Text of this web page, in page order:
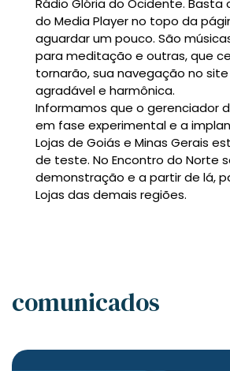
Rádio Glória do Ocidente. Basta
do Media Player no topo da
aguardar um pouco. São
para meditação e outras, que
tornarão, sua navegação no
agradável e harmônica.
Informamos que o gerenciador
em fase experimental e a
Lojas de Goiás e Minas Gerais
de teste. No Encontro do Norte
demonstração e a partir de lá,
Lojas das demais regiões.
comunicados